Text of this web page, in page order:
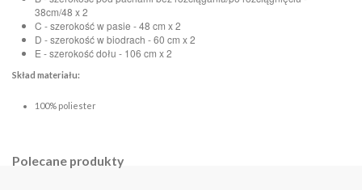
38cm/48 x 2
C - szerokość w pasie - 48 cm x 2
D - szerokość w biodrach - 60 cm x 2
E - szerokość dołu - 106 cm x 2
Skład materiału:
100% poliester
Polecane produkty